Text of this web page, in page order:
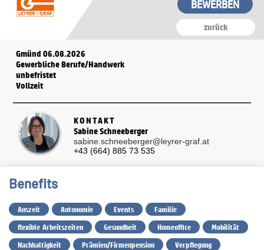
zurück
Gmünd 06.08.2026
Gewerbliche Berufe/Handwerk
unbefristet
Vollzeit
KONTAKT
Sabine Schneeberger
sabine.schneeberger@leyrer-graf.at
+43 (664) 885 73 535
Benefits
Auszeit Autonomie Events
Familie
flexible Arbeitszeiten
Gesundheit Homeoffice
Mobilität
Nachhaltigkeit
Prämien/Firmenpension
Verpflegung